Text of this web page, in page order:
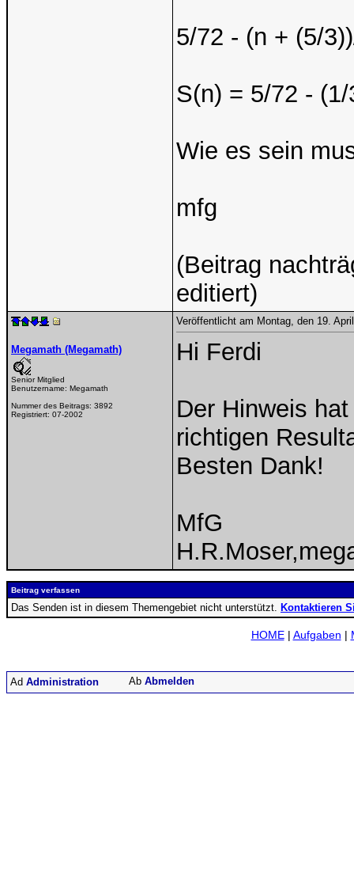
5/72 - (n + (5/
S(n) = 5/72 -
Wie es sein
mfg
(Beitrag
editiert)
Megamath (Megamath)
Senior Mitglied
Benutzername: Megamath
Nummer des Beitrags: 3892
Registriert: 07-2002
Veröffentlicht am Montag, den 19.
Hi Ferdi
Der Hinweis
richtigen
Besten Dank!
MfG
Beitrag verfassen
Das Senden ist in diesem Themengebiet nicht unterstützt. Kontaktieren
HOME| Aufgaben |
Administration Abmelden